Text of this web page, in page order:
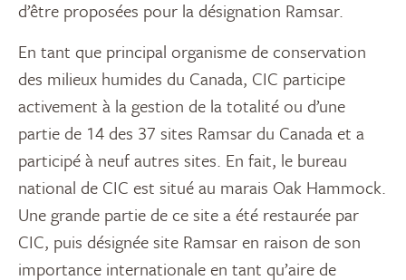
d’être proposées pour la désignation Ramsar.
En tant que principal organisme de conservation
des milieux humides du Canada, CIC participe
activement à la gestion de la totalité ou d’une
partie de 14 des 37 sites Ramsar du Canada et a
participé à neuf autres sites. En fait, le bureau
national de CIC est situé au marais Oak Hammock.
Une grande partie de ce site a été restaurée par
CIC, puis désignée site Ramsar en raison de son
importance internationale en tant qu’aire de